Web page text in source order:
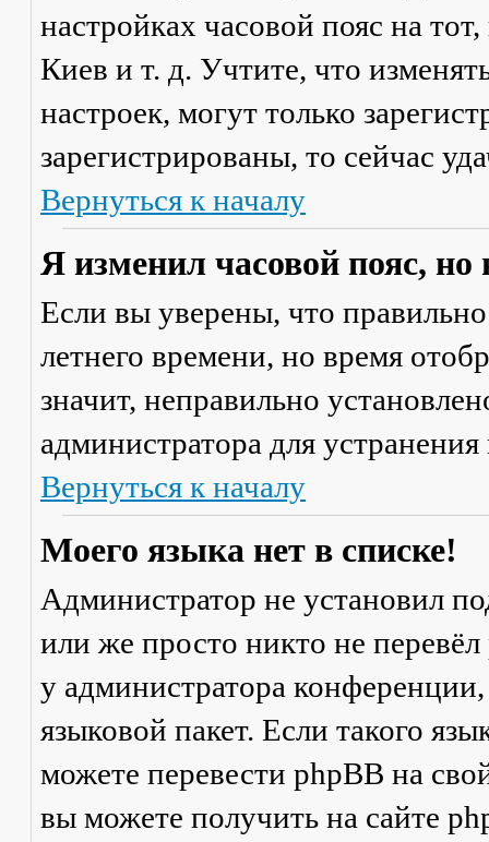
настройках часовой пояс на
Киев и т. д. Учтите, что
настроек, могут только
зарегистрированы, то сейчас
Вернуться к началу
Я изменил часовой пояс,
Если вы уверены, что
летнего времени, но время
значит, неправильно
администратора для
Вернуться к началу
Моего языка нет в списке!
Администратор не установил
или же просто никто не
у администратора
языковой пакет. Если такого
можете перевести phpBB на
вы можете получить на сайте